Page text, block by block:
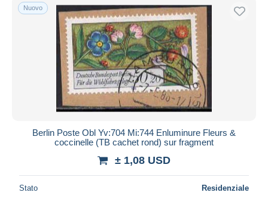
Nuovo
Berlin Poste Obl Yv:704 Mi:744 Enluminure Fleurs &
coccinelle (TB cachet rond) sur fragment
± 1,08 USD
Stato Residenziale